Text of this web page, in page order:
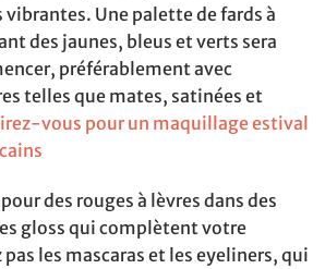
vibrantes. Une palette de fards à
des jaunes, bleus et verts sera
préférablement avec
telles que mates, satinées et
vous pour un maquillage estival
des rouges à lèvres dans des
gloss qui complètent votre
les mascaras et les eyeliners, qui